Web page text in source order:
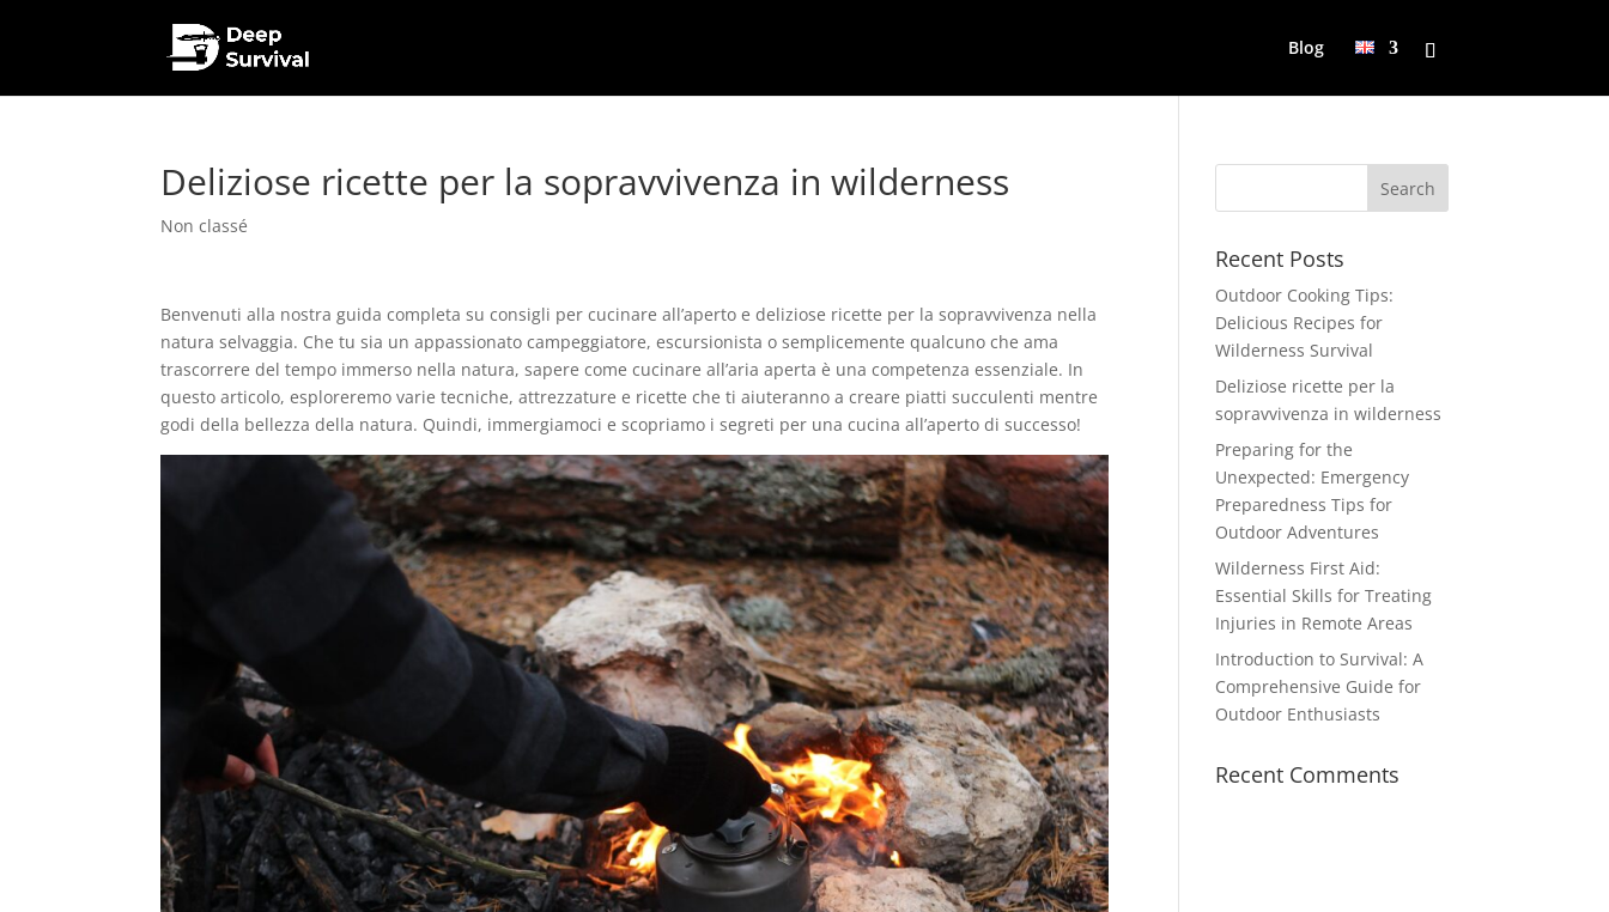
Blog
Deliziose ricette per la sopravvivenza in wilderness
Non classé
Benvenuti alla nostra guida completa su consigli per cucinare all’aperto e deliziose ricette per la sopravvivenza nella
natura selvaggia. Che tu sia un appassionato campeggiatore, escursionista o semplicemente qualcuno che ama
trascorrere del tempo immerso nella natura, sapere come cucinare all’aria aperta è una competenza essenziale. In
questo articolo, esploreremo varie tecniche, attrezzature e ricette che ti aiuteranno a creare piatti succulenti mentre
godi della bellezza della natura. Quindi, immergiamoci e scopriamo i segreti per una cucina all’aperto di successo!
Recent Posts
Outdoor Cooking Tips:
Delicious Recipes for
Wilderness Survival
Deliziose ricette per la
sopravvivenza in wilderness
Preparing for the
Unexpected: Emergency
Preparedness Tips for
Outdoor Adventures
Wilderness First Aid:
Essential Skills for Treating
Injuries in Remote Areas
Introduction to Survival: A
Comprehensive Guide for
Outdoor Enthusiasts
Recent Comments